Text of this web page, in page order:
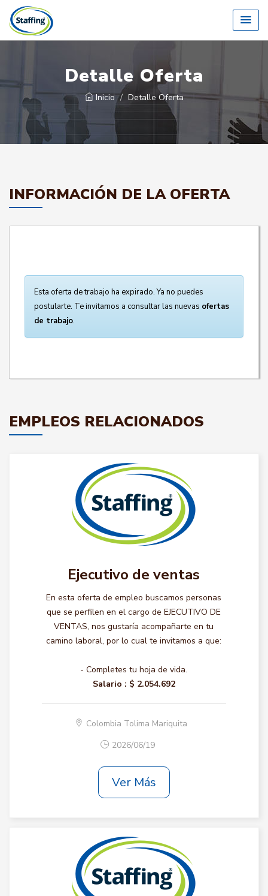
Detalle Oferta
Inicio Detalle Oferta
INFORMACIÓN DE LA OFERTA
Esta oferta de trabajo ha expirado. Ya no puedes
postularte. Te invitamos a consultar las nuevas ofertas
de trabajo.
EMPLEOS RELACIONADOS
Ejecutivo de ventas
En esta oferta de empleo buscamos personas
que se perfilen en el cargo de EJECUTIVO DE
VENTAS, nos gustaría acompañarte en tu
camino laboral, por lo cual te invitamos a que:
- Completes tu hoja de vida.
Salario : $ 2.054.692
Colombia Tolima Mariquita
2026/06/19
Ver Más